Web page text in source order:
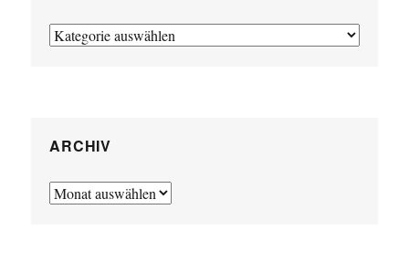
Aufführungsorte
ARCHIV
Archiv